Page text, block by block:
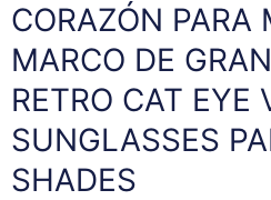
CORAZÓN PARA
MARCO DE
RETRO CAT EYE
SUNGLASSES
SHADES